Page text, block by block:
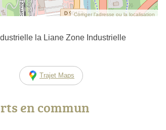
Corriger l’adresse ou la localisation
la Liane Zone Industrielle
Trajet Maps
en commun